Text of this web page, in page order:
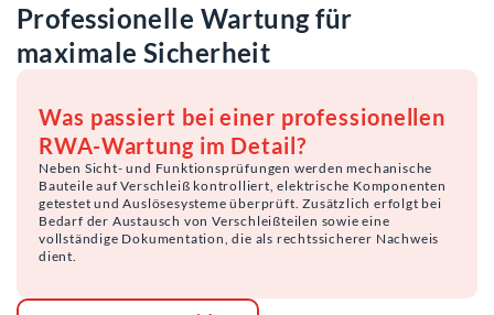
Professionelle Wartung für
maximale Sicherheit
Was passiert bei einer professionellen
RWA-Wartung im Detail?
Neben Sicht- und Funktionsprüfungen werden mechanische
Bauteile auf Verschleiß kontrolliert, elektrische Komponenten
getestet und Auslösesysteme überprüft. Zusätzlich erfolgt bei
Bedarf der Austausch von Verschleißteilen sowie eine
vollständige Dokumentation, die als rechtssicherer Nachweis
dient.